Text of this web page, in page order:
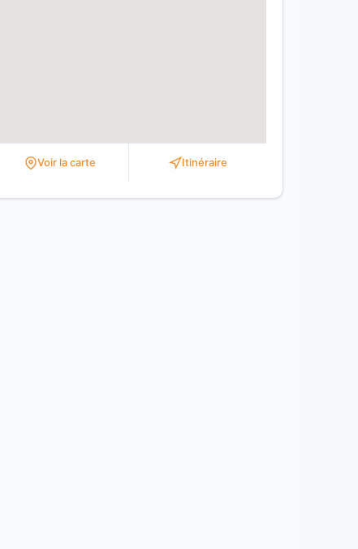
Voir la carte Itinéraire